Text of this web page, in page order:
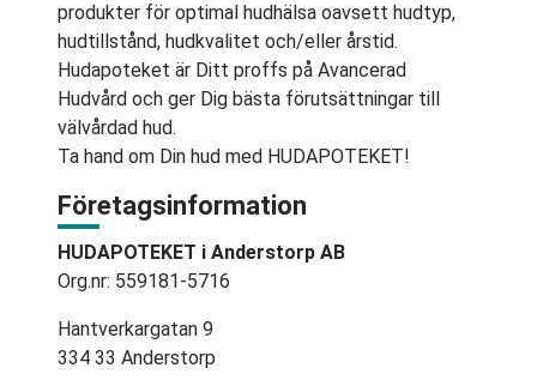
produkter för optimal hudhälsa oavsett hudtyp,
hudtillstånd, hudkvalitet och/eller årstid.
Hudapoteket är Ditt proffs på Avancerad
Hudvård och ger Dig bästa förutsättningar till
välvårdad hud.
Ta hand om Din hud med HUDAPOTEKET!
Företagsinformation
HUDAPOTEKET i Anderstorp AB
Org.nr: 559181-5716
Hantverkargatan 9
334 33 Anderstorp